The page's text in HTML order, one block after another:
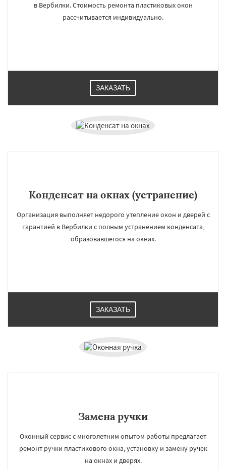
в Вербилки. Стоимость ремонта пластиковых окон
рассчитывается индивидуально.
ЗАКАЗАТЬ
Конденсат на окнах (устранение)
Организация выполняет недорого утепление окон и дверей с
гарантией в Вербилки с полным устранением конденсата,
образовавшегося на окнах.
ЗАКАЗАТЬ
Замена ручки
Оконный сервис с многолетним опытом работы предлагает
ремонт ручки пластикового окна, установку и замену ручек
на окнах и дверях.